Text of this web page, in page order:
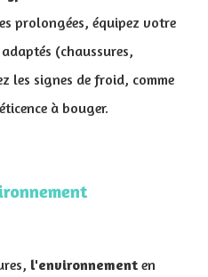
prolongées, équipez votre
(chaussures,
les signes de froid, comme
à bouger.
l'environnement en